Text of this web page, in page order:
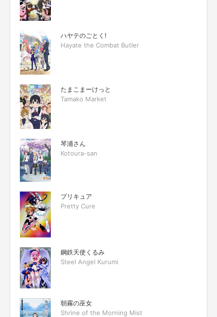
ハヤテのごとく!
Hayate the Combat Butler
たまこまーけっと
Tamako Market
琴浦さん
Kotoura-san
プリキュア
Pretty Cure
鋼鉄天使くるみ
Steel Angel Kurumi
朝霧の巫女
Shrine of the Morning Mist